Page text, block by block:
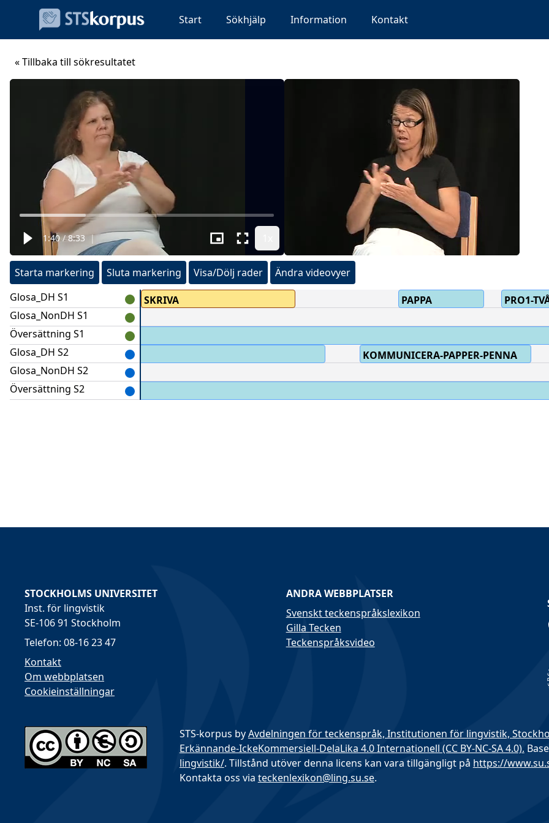
Start Sökhjälp Information Kontakt
« Tillbaka till sökresultatet
1:40 / 8:33 |
Starta markering Sluta markering Visa/Dölj rader
Ändra videovyer
Glosa_DH S1
Glosa_NonDH S1
Översättning S1
Glosa_DH S2
Glosa_NonDH S2
Översättning S2
SKRIVA PAPPA PRO1-
ja det gjorde vi,
SKRIVA
KOMMUNICERA-PAPPER-PENNA
skriva till varandra? Jaha.
STOCKHOLMS UNIVERSITET
Inst. för lingvistik
SE-106 91 Stockholm
Telefon: 08-16 23 47
Kontakt
Om webbplatsen
Cookieinställningar
ANDRA WEBBPLATSER
Svenskt teckenspråkslexikon
Gilla Tecken
Teckenspråksvideo
STS-korpus byAvdelningen för teckenspråk, Institutionen för lingvistik,
Erkännande-IckeKommersiell-DelaLika 4.0 Internationell (CC BY-NC-SA 4.0).
lingvistik/. Tillstånd utöver denna licens kan vara tillgängligt på https://
Kontakta oss via teckenlexikon@ling.su.se.